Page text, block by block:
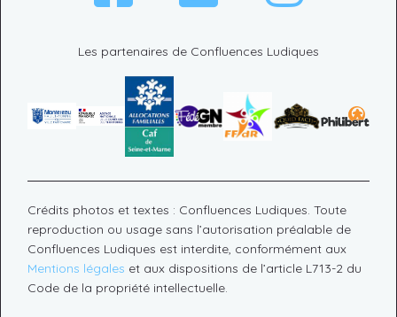
Les partenaires de Confluences Ludiques
Crédits photos et textes : Confluences Ludiques. Toute
reproduction ou usage sans l’autorisation préalable de
Confluences Ludiques est interdite, conformément aux
Mentions légales et aux dispositions de l’article L713-2 du
Code de la propriété intellectuelle.